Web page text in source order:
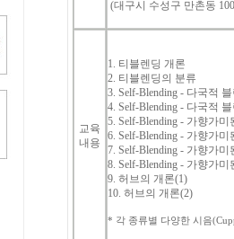
(대구시 수성구 만촌동
교육
내용
1. 티블렌딩 개론
2. 티블렌딩의 분류
3.Self-Blending - 다국적
4.Self-Blending - 다국적
5.Self-Blending - 가향가
6.Self-Blending - 가향가
7.Self-Blending - 가향가
8.Self-Blending - 가향가
9. 허브의 개론(1)
10. 허브의 개론(2)
* 각 종류별 다양한 시음